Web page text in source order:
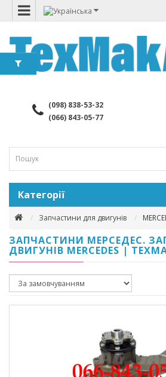
(098) 838-53-32
(066) 843-05-77
Категорії
Запчастини для двигунів
ЗАПЧАСТИНИ МЕРСЕДЕС.
ДВИГУНІВ MERCEDES |